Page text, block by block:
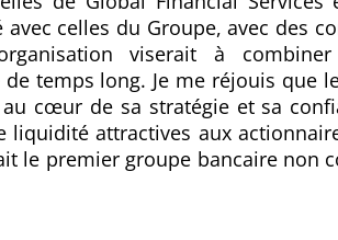
celles du Groupe, avec des
viserait à
temps long. Je me réjouis que
cœur de sa stratégie et sa
attractives aux
le premier groupe bancaire non